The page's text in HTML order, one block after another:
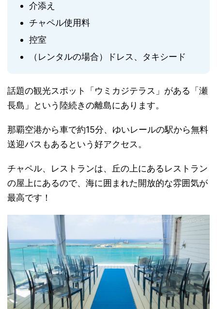
介添え
チャペル使用料
控室
（レンタルの場合）ドレス、タキシード
話題の観光スポット「ウミカジテラス」がある「瀬
長島」という陸続きの離島にあります。
那覇空港から車で約15分、ゆいレールの駅から無料
送迎バスもあるという好アクセス。
チャペル、レストランは、丘の上にあるレストラン
の屋上にあるので、海に囲まれた開放的な雰囲気が
最高です！